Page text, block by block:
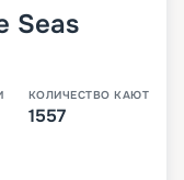
Seas
КОЛИЧЕСТВО КАЮТ
1557